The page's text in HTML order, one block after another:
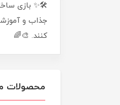
کنند. 🎨🌈
محصولات